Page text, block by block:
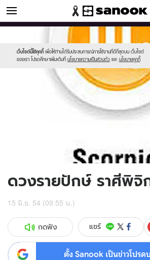
ดูดวง
เว็บไซต์นี้ใช้คุกกี้ เพื่อให้ท่านได้รับประสบการณ์การใช้งานที่ดีที่สุดบน เว็บไซต์
ของเรา โปรดศึกษาเพิ่มเติมที่ นโยบายความเป็นส่วนตัว และ นโยบายคุกกี้
//s.isanook.com/sr/0/images/logo-
sanook.png
//s.isanook.com/ho/0/ud/3/15477/scorpio.jpg
ดวงรายปักษ์ ราศีพิจิ
15 มิ.ย. 54 (09:55 น.)
กดฟัง แชร์
ตั้ง Sanook เป็นข่าวโปร